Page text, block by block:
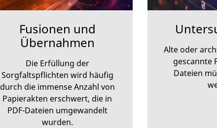
Fusionen und
Übernahmen
Die Erfüllung der
Sorgfaltspflichten wird häufig
durch die immense Anzahl von
Papierakten erschwert, die in
PDF-Dateien umgewandelt
wurden.
Alte oder
gescannte
Dateien